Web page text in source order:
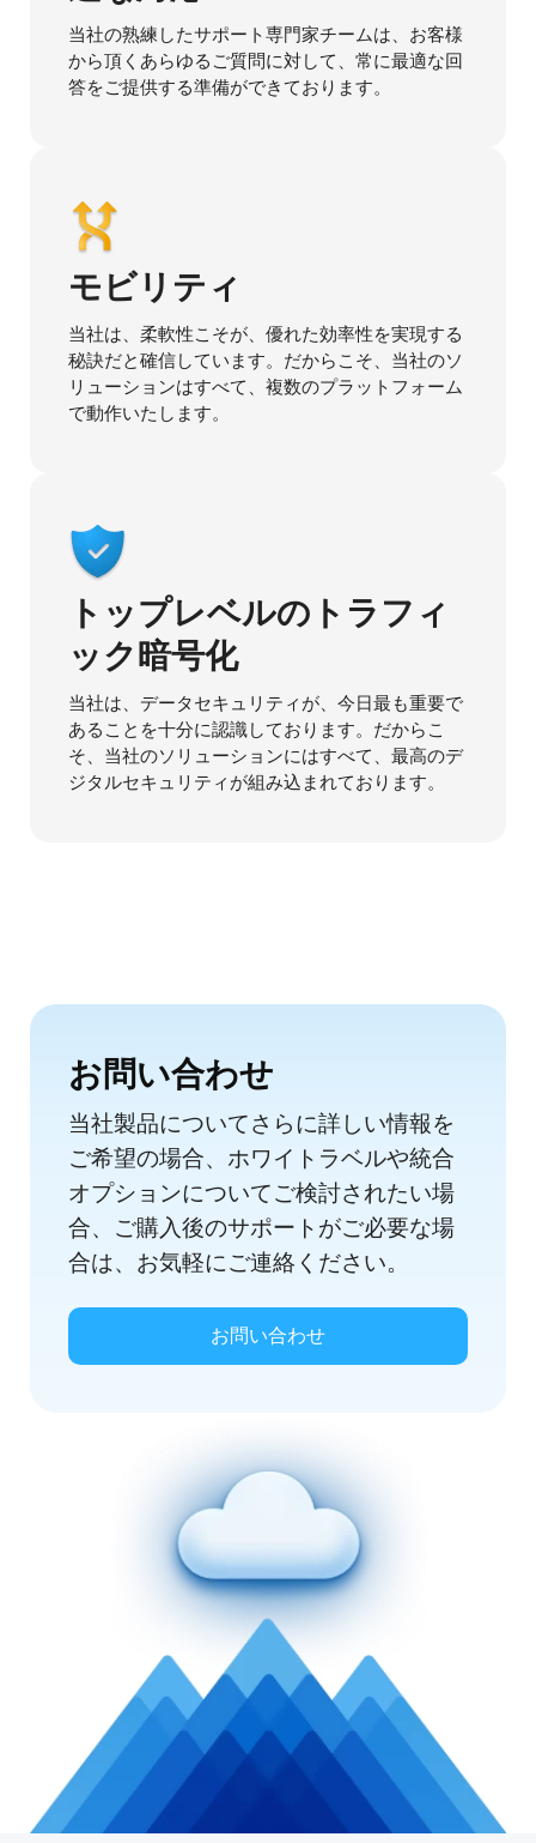
当社の熟練したサポート専門家チームは、お客様
から頂くあらゆるご質問に対して、常に最適な回
答をご提供する準備ができております。
モビリティ
当社は、柔軟性こそが、優れた効率性を実現する
秘訣だと確信しています。だからこそ、当社のソ
リューションはすべて、複数のプラットフォーム
で動作いたします。
トップレベルのトラフィ
ック暗号化
当社は、データセキュリティが、今日最も重要で
あることを十分に認識しております。だからこ
そ、当社のソリューションにはすべて、最高のデ
ジタルセキュリティが組み込まれております。
お問い合わせ
当社製品についてさらに詳しい情報を
ご希望の場合、ホワイトラベルや統合
オプションについてご検討されたい場
合、ご購入後のサポートがご必要な場
合は、お気軽にご連絡ください。
お問い合わせ